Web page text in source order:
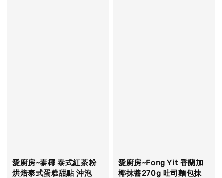
愛廚房~泰椰 泰式紅茶粉
烘焙泰式蛋糕甜點 沖泡
愛廚房~Fong Yit 香蘭加
椰抹醬270g 吐司麵包抹